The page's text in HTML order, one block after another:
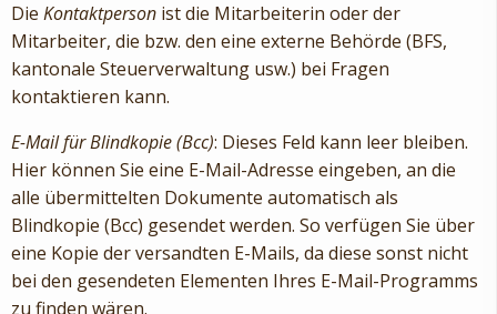
Die Kontaktperson ist die Mitarbeiterin oder der
Mitarbeiter, die bzw. den eine externe Behörde (BFS,
kantonale Steuerverwaltung usw.) bei Fragen
kontaktieren kann.
E-Mail für Blindkopie (Bcc): Dieses Feld kann leer bleiben.
Hier können Sie eine E-Mail-Adresse eingeben, an die
alle übermittelten Dokumente automatisch als
Blindkopie (Bcc) gesendet werden. So verfügen Sie über
eine Kopie der versandten E-Mails, da diese sonst nicht
bei den gesendeten Elementen Ihres E-Mail-Programms
zu finden wären.